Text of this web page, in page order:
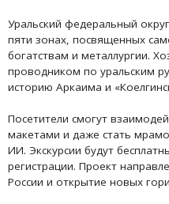
Уральский федеральный
пяти зонах, посвященных
богатствам и металлургии.
проводником по уральским
историю Аркаима и
Посетители смогут
макетами и даже стать
ИИ. Экскурсии будут
регистрации. Проект
России и открытие новых